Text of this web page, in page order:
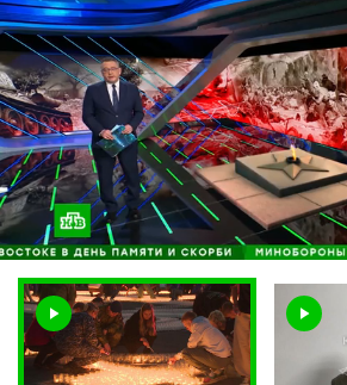
/
Загрузка:
41.91%